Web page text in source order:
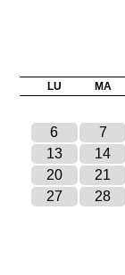
LU MA
6
7
13
14
20
21
27
28